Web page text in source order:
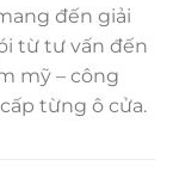
đến giải
từ tư vấn đến
mỹ – công
từng ô cửa.